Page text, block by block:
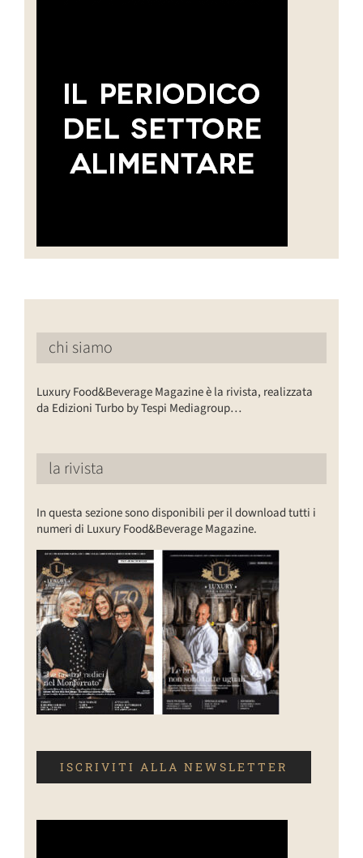
chi siamo
Luxury Food&Beverage Magazine è la rivista, realizzata
da Edizioni Turbo by Tespi Mediagroup…
la rivista
In questa sezione sono disponibili per il download tutti i
numeri di Luxury Food&Beverage Magazine.
ISCRIVITI ALLA NEWSLETTER